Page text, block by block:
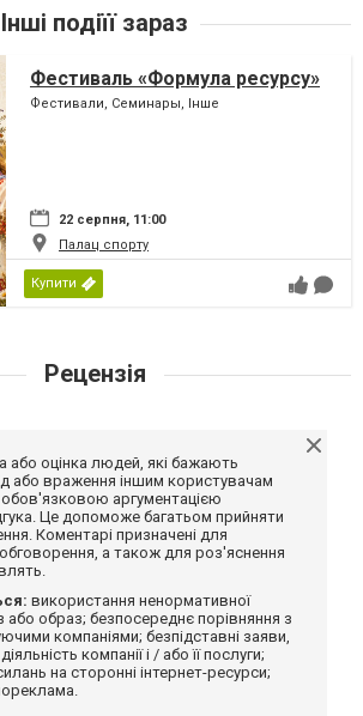
Інші подіїї зараз
Фестиваль «Формула ресурсу»
Фестивали, Семинары, Інше
22 серпня, 11:00
Палац спорту
Купити
Рецензія
або оцінка людей, які бажають
або враження іншим користувачам
аргументацією
Це допоможе багатьом прийняти
Коментарі призначені для
а також для роз'яснення
використання ненормативної
або образ; безпосереднє порівняння з
компаніями; безпідставні заяви,
компанії і / або її послуги;
на сторонні інтернет-ресурси;